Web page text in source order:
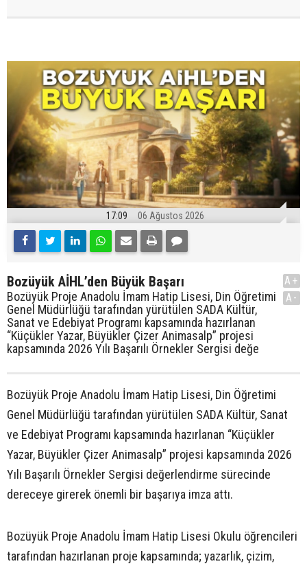
17:09 06 Ağustos 2026
Bozüyük AİHL’den Büyük Başarı
Bozüyük Proje Anadolu İmam Hatip Lisesi, Din Öğretimi
Genel Müdürlüğü tarafından yürütülen SADA Kültür,
Sanat ve Edebiyat Programı kapsamında hazırlanan
“Küçükler Yazar, Büyükler Çizer Animasalp” projesi
kapsamında 2026 Yılı Başarılı Örnekler Sergisi değe
A+
A-
Bozüyük Proje Anadolu İmam Hatip Lisesi, Din Öğretimi
Genel Müdürlüğü tarafından yürütülen SADA Kültür, Sanat
ve Edebiyat Programı kapsamında hazırlanan “Küçükler
Yazar, Büyükler Çizer Animasalp” projesi kapsamında 2026
Yılı Başarılı Örnekler Sergisi değerlendirme sürecinde
dereceye girerek önemli bir başarıya imza attı.
Bozüyük Proje Anadolu İmam Hatip Lisesi Okulu öğrencileri
tarafından hazırlanan proje kapsamında; yazarlık, çizim,